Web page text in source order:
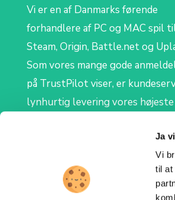
Ja
Vi
til at
Vi er en af Danmarks førende
forhandlere af PC og MAC spil
Steam, Origin, Battle.net og
Som vores mange gode
på TrustPilot viser, er
lynhurtig levering vores højeste
så du modtager din nye Steam-,
Uplay- eller Battle.net CD key